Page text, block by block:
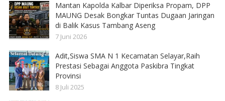
Mantan Kapolda Kalbar Diperiksa Propam, DPP
MAUNG Desak Bongkar Tuntas Dugaan Jaringan
di Balik Kasus Tambang Aseng
7 Juni 2026
Adit,Siswa SMA N 1 Kecamatan Selayar,Raih
Prestasi Sebagai Anggota Paskibra Tingkat
Provinsi
8 Juli 2025